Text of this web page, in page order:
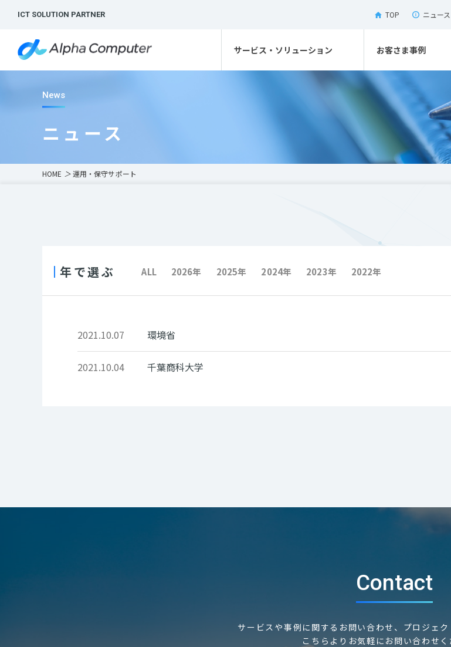
ICT SOLUTION PARTNER TOP ニュース
サービス・ソリューション お客さま事例
News
ニュース
HOME ＞運用・保守サポート
年で選ぶ ALL 2026年 2025年 2024年 2023年 2022年
2021.10.07 環境省
2021.10.04 千葉商科大学
Contact
サービスや事例に関するお問い合わせ、 プロジェク
こちらよりお気軽にお問い合わせく